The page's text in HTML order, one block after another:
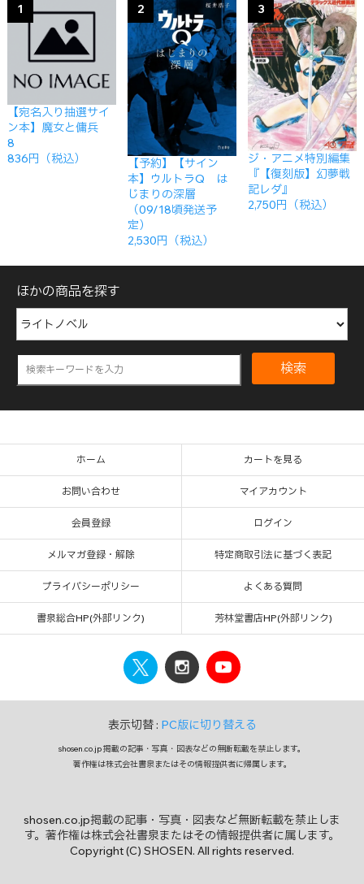
1
【宛名入り抽選サイ
ン本】魔女と傭兵
8
836円（税込）
2
【予約】【サイン
本】ウルトラQ は
じまりの深層
（09/18頃発送予
定）
2,530円（税込）
3
ジ・アニメ特別編集
『【復刻版】幻夢戦
記レダ』
2,750円（税込）
ほかの商品を探す
検索
ホーム カートを見る
お問い合わせ マイアカウント
会員登録 ログイン
メルマガ登録・解除 特定商取引法に基づく表記
プライバシーポリシー よくある質問
書泉総合HP(外部リンク) 芳林堂書店HP(外部リンク)
表示切替 : PC版に切り替える
shosen.co.jp 掲載の記事・写真・図表などの無断転載を禁止します。
著作権は株式会社書泉またはその情報提供者に帰属します。
shosen.co.jp掲載の記事・写真・図表など無断転載を禁止しま
す。著作権は株式会社書泉またはその情報提供者に属します。
Copyright (C) SHOSEN. All rights reserved.